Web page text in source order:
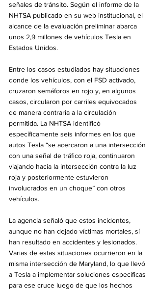
señales de tránsito. Según el informe de la
NHTSA publicado en su web institucional, el
alcance de la evaluación preliminar abarca
unos 2,9 millones de vehículos Tesla en
Estados Unidos.
Entre los casos estudiados hay situaciones
donde los vehículos, con el FSD activado,
cruzaron semáforos en rojo y, en algunos
casos, circularon por carriles equivocados
de manera contraria a la circulación
permitida. La NHTSA identificó
específicamente seis informes en los que
autos Tesla “se acercaron a una intersección
con una señal de tráfico roja, continuaron
viajando hacia la intersección contra la luz
roja y posteriormente estuvieron
involucrados en un choque” con otros
vehículos.
La agencia señaló que estos incidentes,
aunque no han dejado víctimas mortales, sí
han resultado en accidentes y lesionados.
Varias de estas situaciones ocurrieron en la
misma intersección de Maryland, lo que llevó
a Tesla a implementar soluciones específicas
para ese cruce luego de que los hechos